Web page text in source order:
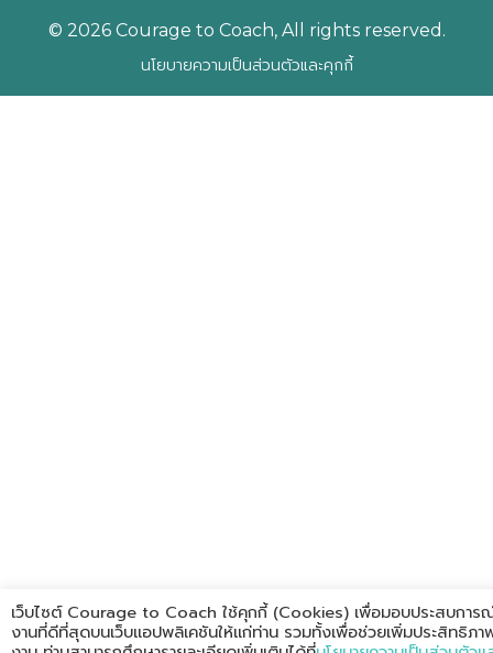
© 2026 Courage to Coach, All rights reserved.
นโยบายความเป็นส่วนตัวและคุกกี้
เว็บไซต์ Courage to Coach ใช้คุกกี้ (Cookies) เพื่อมอบประสบการ
งานที่ดีที่สุดบนเว็บแอปพลิเคชันให้แก่ท่าน รวมทั้งเพื่อช่วยเพิ่มประสิทธิภา